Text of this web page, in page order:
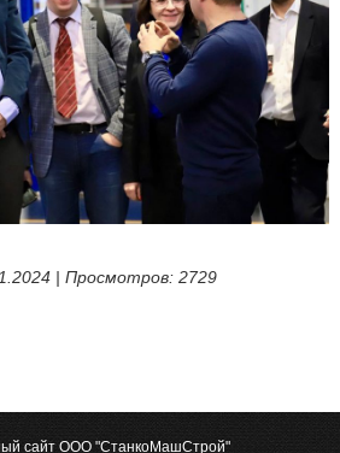
| Просмотров: 2729
сайт ООО "СтанкоМашСтрой"